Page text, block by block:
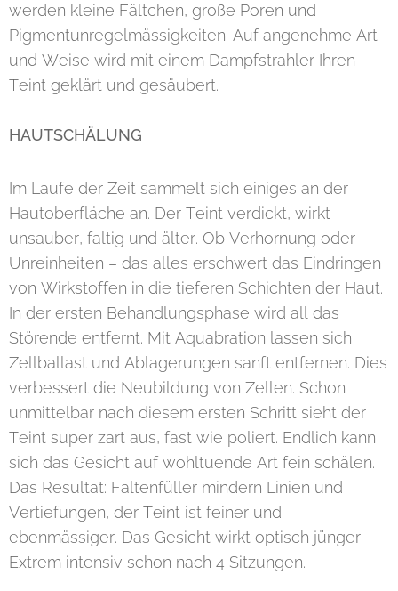
werden kleine Fältchen, große Poren und
Pigmentunregelmässigkeiten. Auf angenehme Art
und Weise wird mit einem Dampfstrahler Ihren
Teint geklärt und gesäubert.
HAUTSCHÄLUNG
Im Laufe der Zeit sammelt sich einiges an der
Hautoberfläche an. Der Teint verdickt, wirkt
unsauber, faltig und älter. Ob Verhornung oder
Unreinheiten – das alles erschwert das Eindringen
von Wirkstoffen in die tieferen Schichten der Haut.
In der ersten Behandlungsphase wird all das
Störende entfernt. Mit Aquabration lassen sich
Zellballast und Ablagerungen sanft entfernen. Dies
verbessert die Neubildung von Zellen. Schon
unmittelbar nach diesem ersten Schritt sieht der
Teint super zart aus, fast wie poliert. Endlich kann
sich das Gesicht auf wohltuende Art fein schälen.
Das Resultat: Faltenfüller mindern Linien und
Vertiefungen, der Teint ist feiner und
ebenmässiger. Das Gesicht wirkt optisch jünger.
Extrem intensiv schon nach 4 Sitzungen.